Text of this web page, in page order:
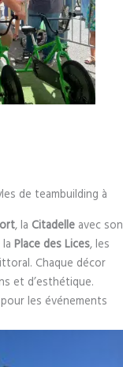
de teambuilding à
, la Citadelle avec son
la Place des Lices, les
Chaque décor
et d’esthétique.
pour les événements